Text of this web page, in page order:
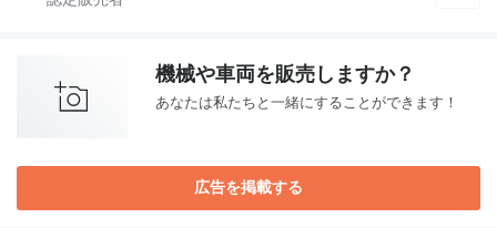
機械や車両を販売しますか？
あなたは私たちと一緒にすることができます！
広告を掲載する